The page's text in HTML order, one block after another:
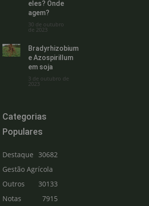
eles? Onde
agem?
30 de outubro
de 2023
Bradyrhizobium
e Azospirillum
em soja
3 de outubro de
2023
Categorias
Populares
Destaque
30682
Gestão Agrícola
30133
Outros
7915
Notas